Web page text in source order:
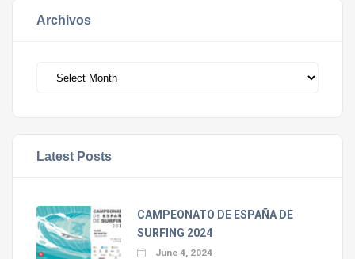
Archivos
Latest Posts
CAMPEONATO DE ESPAÑA DE
SURFING 2024
June 4, 2024